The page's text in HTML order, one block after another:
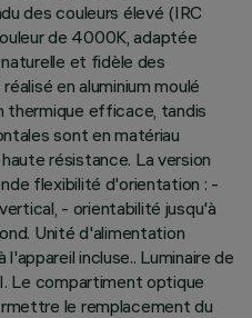
des couleurs élevé (IRC
de 4000K, adaptée
et fidèle des
en aluminium moulé
thermique efficace, tandis
sont en matériau
résistance. La version
flexibilité d'orientation : -
- orientabilité jusqu'à
Unité d'alimentation
incluse.. Luminaire de
Le compartiment optique
le remplacement du